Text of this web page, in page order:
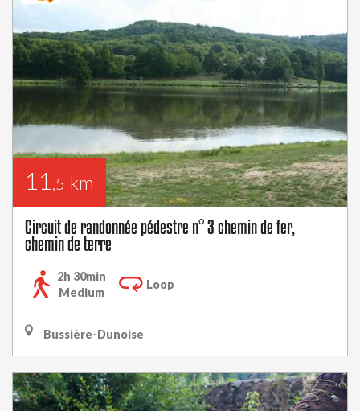
11 ,5 km
Circuit de randonnée pédestre n° 3 chemin de fer,
chemin de terre
2h 30min
Medium
Loop
Bussière-Dunoise